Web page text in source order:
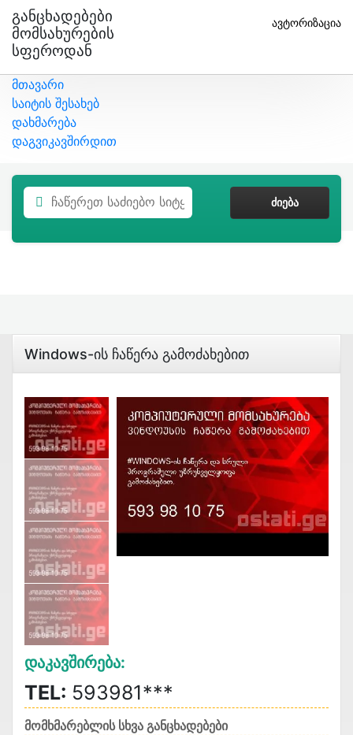
Განცხადებები
Მომსახურების
Სფეროდან
ავტორიზაცია
მთავარი
საიტის შესახებ
დახმარება
დაგვიკავშირდით
ᲫᲘᲔᲑᲐ
Windows-Ის Ჩაწერა Გამოძახებით
Დაკავშირება:
TEL: 593981***
მომხმარებლის სხვა განცხადებები